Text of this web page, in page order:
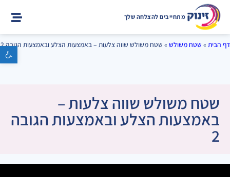
פתח סרגל נגישות
מתחייבים להצלחה שלך
דף הבית » שטח משולש » שטח משולש שווה צלעות – באמצעות הצלע ובאמצעות הגובה 2
שטח משולש שווה צלעות –
באמצעות הצלע ובאמצעות הגובה
2